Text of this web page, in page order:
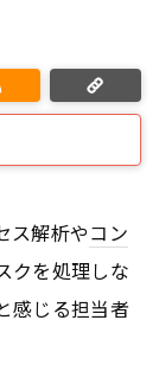
ス解析やコン
クを処理しな
感じる担当者